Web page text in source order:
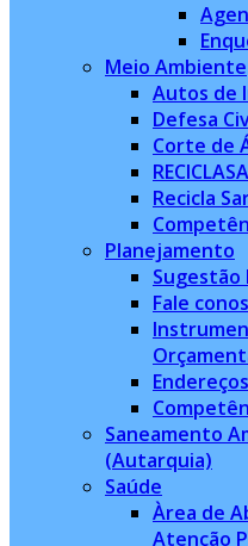
Meio Ambiente
Autos de
Defesa
Corte de
Recicla
Planejamento
Sugestão
Fale
Endereços
Saneamento
(Autarquia)
Saúde
Àrea de
Atenção